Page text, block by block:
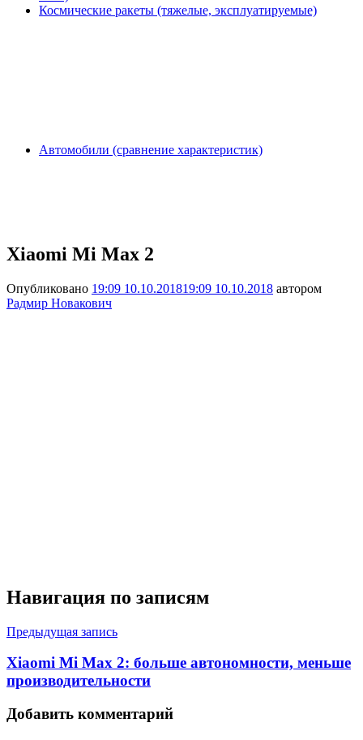
Космические ракеты (тяжелые, эксплуатируемые)
Автомобили (сравнение характеристик)
Xiaomi Mi Max 2
Опубликовано 19:09 10.10.201819:09 10.10.2018 автором
Радмир Новакович
Навигация по записям
Предыдущая запись
Xiaomi Mi Max 2: больше автономности, меньше
производительности
Добавить комментарий